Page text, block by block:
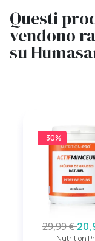
Questi
vendono
su
−30%
29,99 €
Nutrition